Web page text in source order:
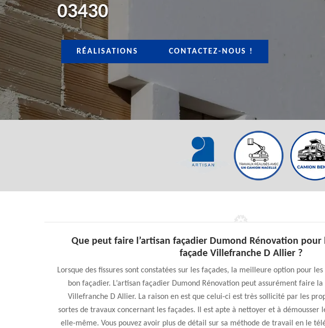
03430
RÉALISATIONS CONTACTEZ-NOUS !
Que peut faire l’artisan façadier Dumond Rénovation
façade Villefranche D Allier ?
Lorsque des fissures sont constatées sur les façades, la meilleure option pour
bon façadier. L’artisan façadier Dumond Rénovation peut assurément faire
Villefranche D Allier. La raison en est que celui-ci est très sollicité par les
sortes de travaux concernant les façades. Il est apte à nettoyer et à démousser
elle-même. Vous pouvez avoir plus de détail sur sa méthode de travail en le